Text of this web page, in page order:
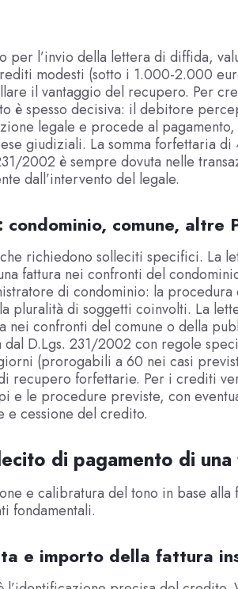
per l’invio della lettera di diffida,
modesti (sotto i 1.000-2.000
il vantaggio del recupero. Per
è spesso decisiva: il debitore
legale e procede al pagamento,
giudiziali. La somma forfettaria
2002 è sempre dovuta nelle
dall’intervento del legale.
comune, altre
richiedono solleciti specifici. La
fattura nei confronti del
di condominio: la
pluralità di soggetti coinvolti. La
nei confronti del comune o della
D.Lgs. 231/2002 con regole
(prorogabili a 60 nei casi
recupero forfettarie. Per i crediti
e le procedure previste, con
e cessione del credito.
di pagamento di
e calibratura del tono in base alla
fondamentali.
e importo della fattura